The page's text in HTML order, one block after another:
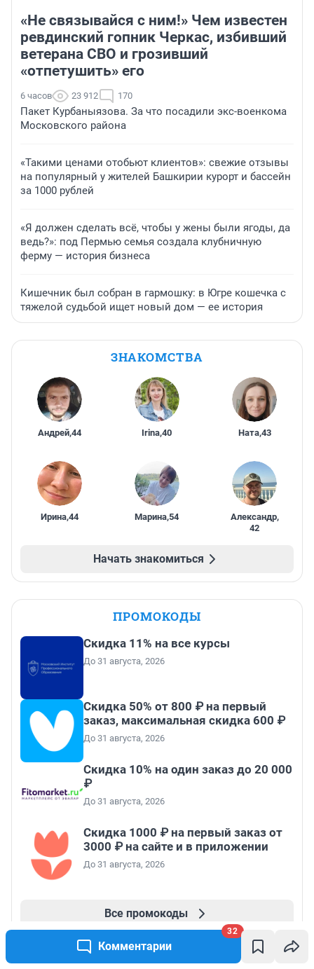
Комментарии
32
«Не связывайся с ним!» Чем известен
ревдинский гопник Черкас, избивший
ветерана СВО и грозивший
«отпетушить» его
6 часов 23 912 170
Пакет Курбаныязова. За что посадили экс-военкома
Московского района
«Такими ценами отобьют клиентов»: свежие отзывы
на популярный у жителей Башкирии курорт и бассейн
за 1000 рублей
«Я должен сделать всё, чтобы у жены были ягоды, да
ведь?»: под Пермью семья создала клубничную
ферму — история бизнеса
Кишечник был собран в гармошку: в Югре кошечка с
тяжелой судьбой ищет новый дом — ее история
ЗНАКОМСТВА
Андрей,44 Irina,40 Ната,43
Ирина,44 Марина,54 Александр,
42
Начать знакомиться
ПРОМОКОДЫ
Скидка 11% на все курсы
До 31 августа, 2026
Скидка 50% от 800 ₽ на первый
заказ, максимальная скидка 600 ₽
До 31 августа, 2026
Скидка 10% на один заказ до 20 000
₽
До 31 августа, 2026
Скидка 1000 ₽ на первый заказ от
3000 ₽ на сайте и в приложении
До 31 августа, 2026
Все промокоды